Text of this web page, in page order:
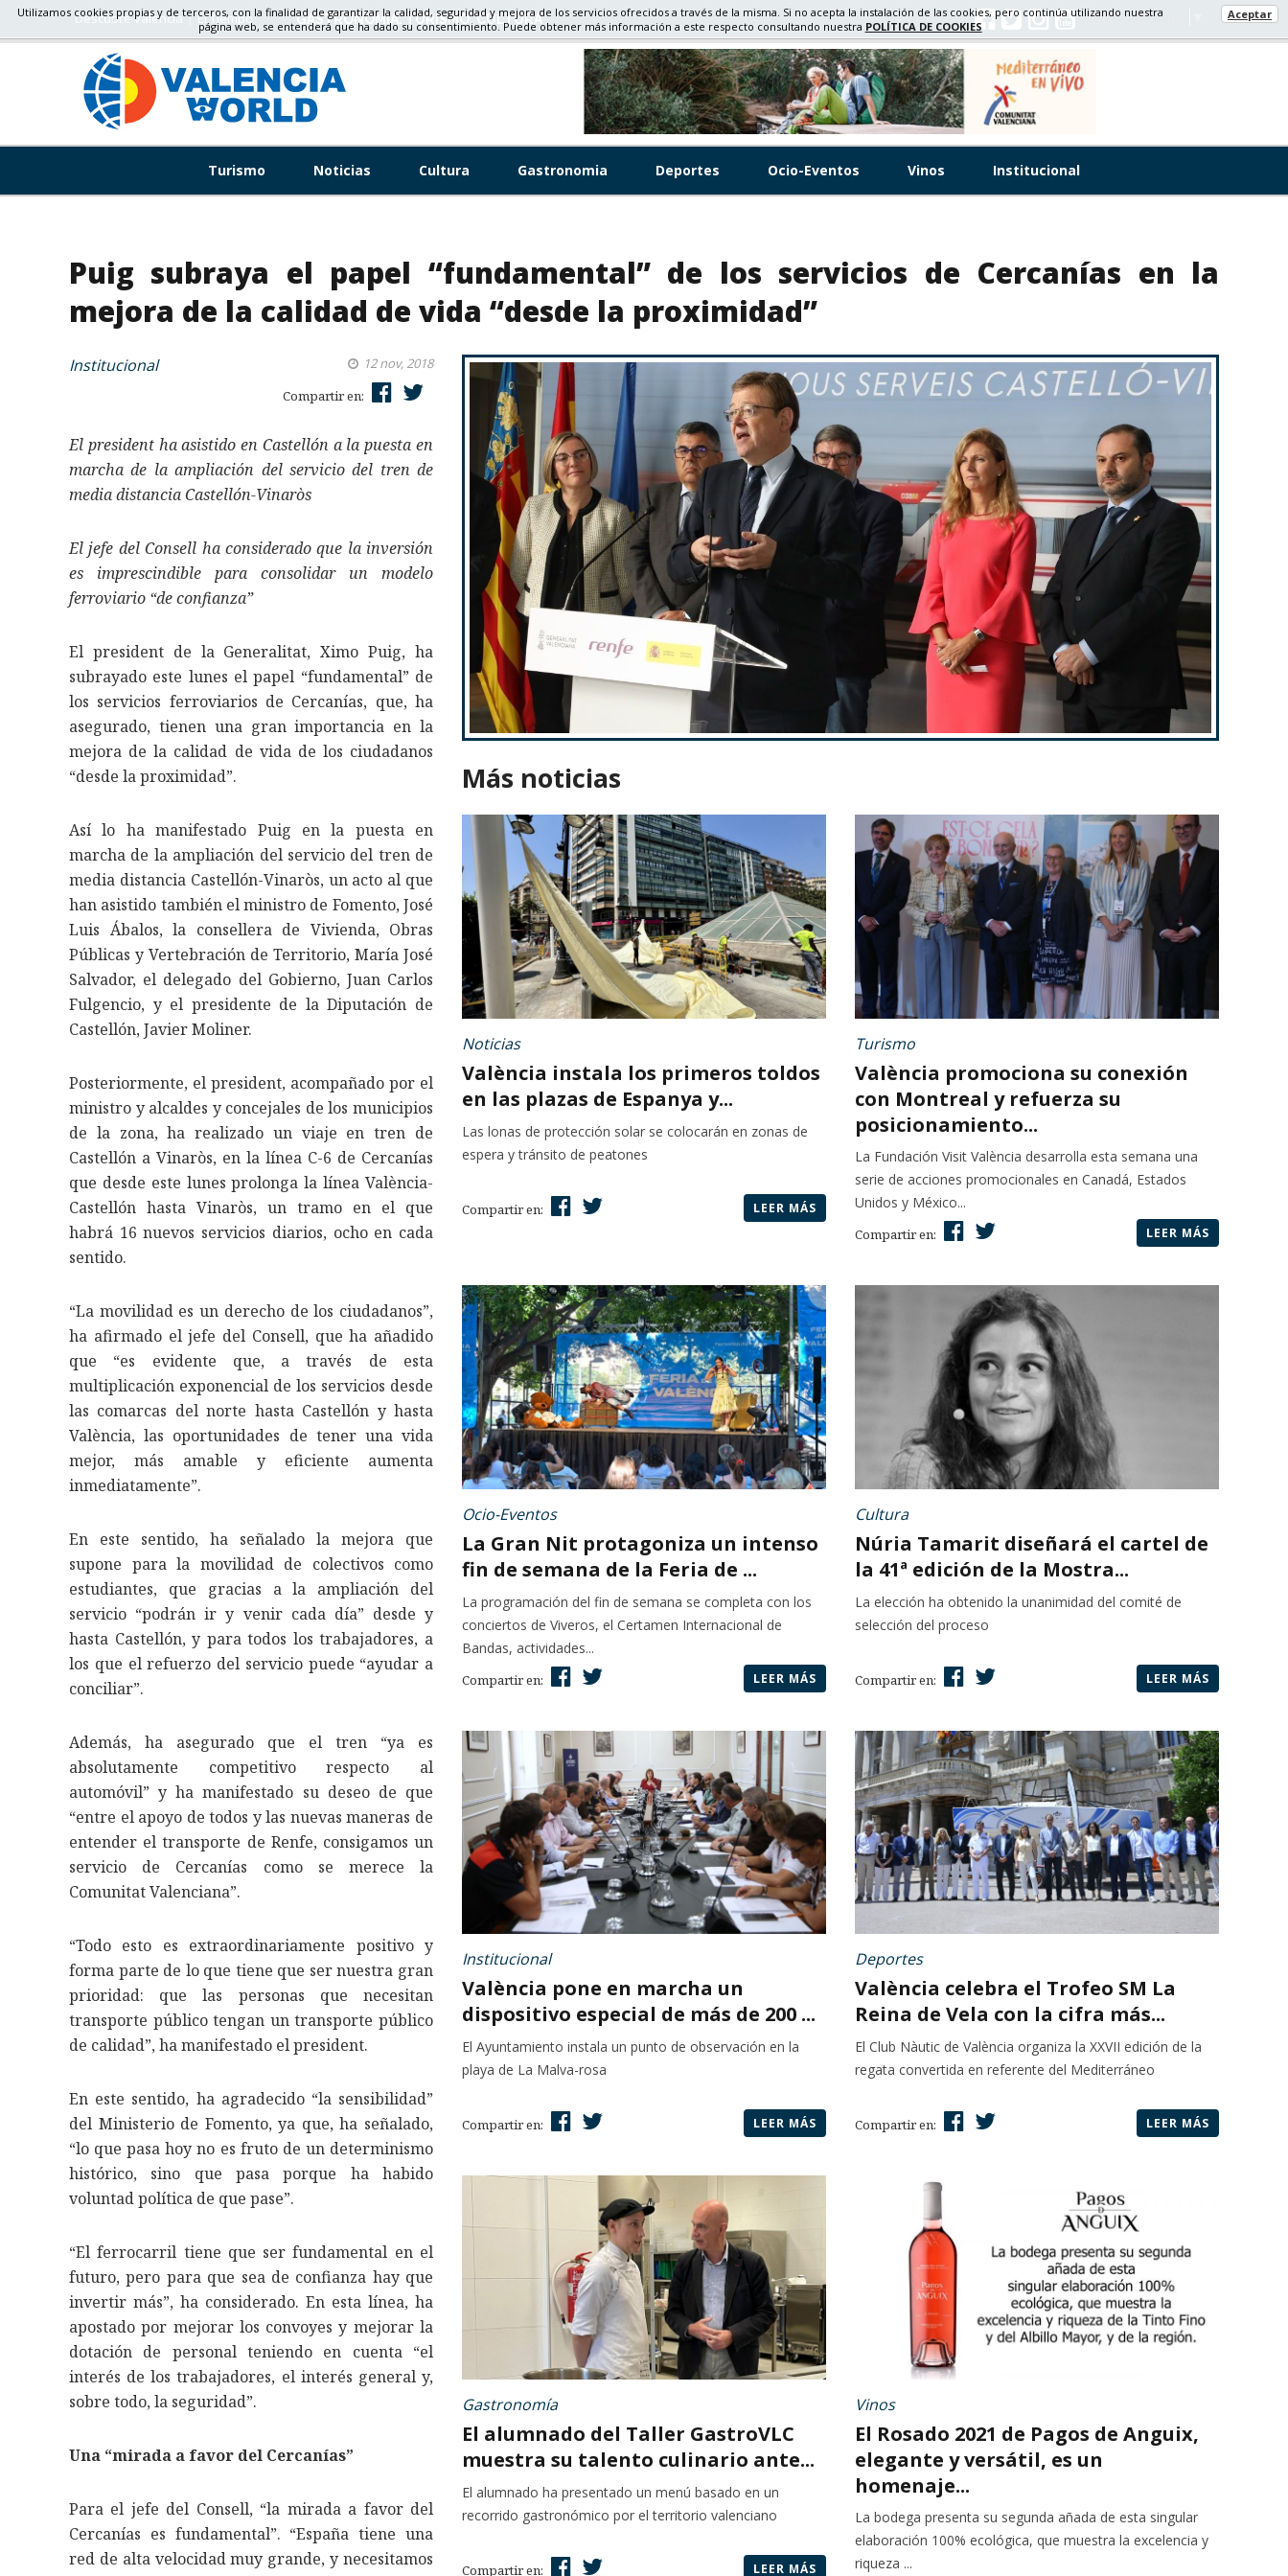
Descubre valencia El Tiempo GASTRONOMÍA, TURISMO, CULTURA Select Language
Turismo Noticias Cultura Gastronomia Deportes Ocio-Eventos Vinos Institucional
Puig subraya el papel “fundamental” de los servicios de Cercanías en la
mejora de la calidad de vida “desde la proximidad”
Institucional
12 nov, 2018
Compartir en:
El president ha asistido en Castellón a la puesta en
marcha de la ampliación del servicio del tren de
media distancia Castellón-Vinaròs
El jefe del Consell ha considerado que la inversión
es imprescindible para consolidar un modelo
ferroviario “de confianza”
El president de la Generalitat, Ximo Puig, ha
subrayado este lunes el papel “fundamental” de
los servicios ferroviarios de Cercanías, que, ha
asegurado, tienen una gran importancia en la
mejora de la calidad de vida de los ciudadanos
“desde la proximidad”.
Así lo ha manifestado Puig en la puesta en
marcha de la ampliación del servicio del tren de
media distancia Castellón-Vinaròs, un acto al que
han asistido también el ministro de Fomento, José
Luis Ábalos, la consellera de Vivienda, Obras
Públicas y Vertebración de Territorio, María José
Salvador, el delegado del Gobierno, Juan Carlos
Fulgencio, y el presidente de la Diputación de
Castellón, Javier Moliner.
Posteriormente, el president, acompañado por el
ministro y alcaldes y concejales de los municipios
de la zona, ha realizado un viaje en tren de
Castellón a Vinaròs, en la línea C-6 de Cercanías
que desde este lunes prolonga la línea València-
Castellón hasta Vinaròs, un tramo en el que
habrá 16 nuevos servicios diarios, ocho en cada
sentido.
“La movilidad es un derecho de los ciudadanos”,
ha afirmado el jefe del Consell, que ha añadido
que “es evidente que, a través de esta
multiplicación exponencial de los servicios desde
las comarcas del norte hasta Castellón y hasta
València, las oportunidades de tener una vida
mejor, más amable y eficiente aumenta
inmediatamente”.
En este sentido, ha señalado la mejora que
supone para la movilidad de colectivos como
estudiantes, que gracias a la ampliación del
servicio “podrán ir y venir cada día” desde y
hasta Castellón, y para todos los trabajadores, a
los que el refuerzo del servicio puede “ayudar a
conciliar”.
Además, ha asegurado que el tren “ya es
absolutamente competitivo respecto al
automóvil” y ha manifestado su deseo de que
“entre el apoyo de todos y las nuevas maneras de
entender el transporte de Renfe, consigamos un
servicio de Cercanías como se merece la
Comunitat Valenciana”.
“Todo esto es extraordinariamente positivo y
forma parte de lo que tiene que ser nuestra gran
prioridad: que las personas que necesitan
transporte público tengan un transporte público
de calidad”, ha manifestado el president.
En este sentido, ha agradecido “la sensibilidad”
del Ministerio de Fomento, ya que, ha señalado,
“lo que pasa hoy no es fruto de un determinismo
histórico, sino que pasa porque ha habido
voluntad política de que pase”.
“El ferrocarril tiene que ser fundamental en el
futuro, pero para que sea de confianza hay que
invertir más”, ha considerado. En esta línea, ha
apostado por mejorar los convoyes y mejorar la
dotación de personal teniendo en cuenta “el
interés de los trabajadores, el interés general y,
sobre todo, la seguridad”.
Una “mirada a favor del Cercanías”
Para el jefe del Consell, “la mirada a favor del
Cercanías es fundamental”. “España tiene una
red de alta velocidad muy grande, y necesitamos
Más noticias
Noticias
València instala los primeros toldos
en las plazas de Espanya y...
Las lonas de protección solar se colocarán en zonas de
espera y tránsito de peatones
Compartir en: LEER MÁS
Turismo
València promociona su conexión
con Montreal y refuerza su
posicionamiento...
La Fundación Visit València desarrolla esta semana una
serie de acciones promocionales en Canadá, Estados
Unidos y México...
Compartir en: LEER MÁS
Ocio-Eventos
La Gran Nit protagoniza un intenso
fin de semana de la Feria de ...
La programación del fin de semana se completa con los
conciertos de Viveros, el Certamen Internacional de
Bandas, actividades...
Compartir en: LEER MÁS
Cultura
Núria Tamarit diseñará el cartel de
la 41ª edición de la Mostra...
La elección ha obtenido la unanimidad del comité de
selección del proceso
Compartir en: LEER MÁS
Institucional
València pone en marcha un
dispositivo especial de más de 200 ...
El Ayuntamiento instala un punto de observación en la
playa de La Malva-rosa
Compartir en: LEER MÁS
Deportes
València celebra el Trofeo SM La
Reina de Vela con la cifra más...
El Club Nàutic de València organiza la XXVII edición de la
regata convertida en referente del Mediterráneo
Compartir en: LEER MÁS
Gastronomía
El alumnado del Taller GastroVLC
muestra su talento culinario ante...
El alumnado ha presentado un menú basado en un
recorrido gastronómico por el territorio valenciano
Compartir en: LEER MÁS
Vinos
El Rosado 2021 de Pagos de Anguix,
elegante y versátil, es un
homenaje...
La bodega presenta su segunda añada de esta singular
elaboración 100% ecológica, que muestra la excelencia y
riqueza ...
Utilizamos cookies propias y de terceros, con la finalidad de garantizar la calidad, seguridad y mejora de los servicios ofrecidos a través de la misma. Si no acepta la instalación de las cookies, pero continúa utilizando nuestra
página web, se entenderá que ha dado su consentimiento. Puede obtener más información a este respecto consultando nuestra POLÍTICA DE COOKIES
Aceptar